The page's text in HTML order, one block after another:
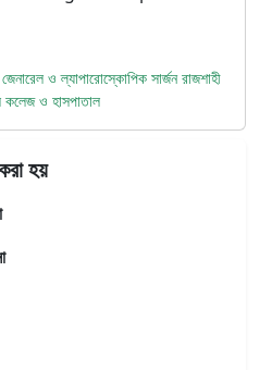
ও ল্যাপারোস্কোপিক সার্জন রাজশাহী
কলেজ ও হাসপাতাল
হয়